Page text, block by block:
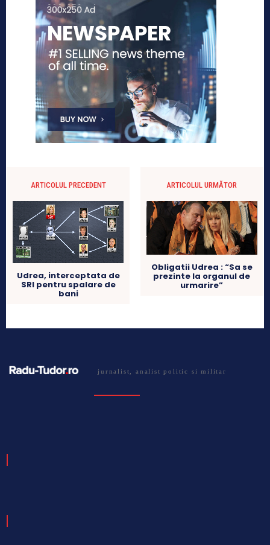
ARTICOLUL PRECEDENT
Udrea, interceptata de
SRI pentru spalare de
bani
ARTICOLUL URMĂTOR
Obligatii Udrea : “Sa se
prezinte la organul de
urmarire”
jurnalist, analist politic si militar